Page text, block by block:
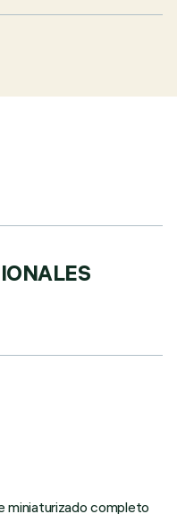
miniaturizado completo